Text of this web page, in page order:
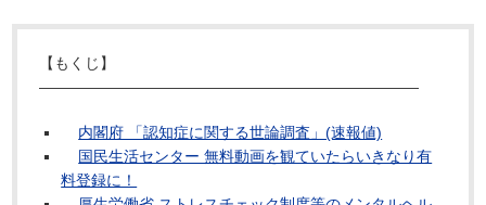
【もくじ】
―――――――――――――――――――――――――
内閣府 「認知症に関する世論調査」(速報値)
国民生活センター 無料動画を観ていたらいきなり有
料登録に！